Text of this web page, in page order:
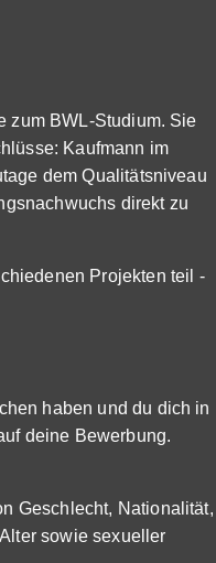
zum BWL-Studium. Sie
Kaufmann im
dem Qualitätsniveau
direkt zu
Projekten teil -
haben und du dich in
deine Bewerbung.
Geschlecht, Nationalität,
sowie sexueller